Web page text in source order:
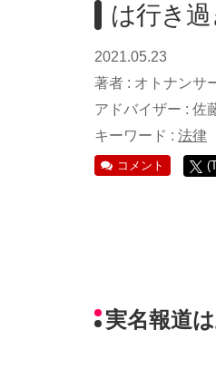
は行き
2021.05.23
著者 : オトナンサ
アドバイザー : 佐
キーワード : 法律
コメント
実名報道